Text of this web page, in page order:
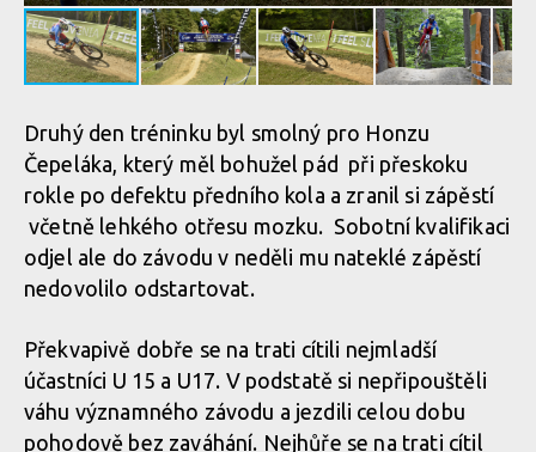
Druhý den tréninku byl smolný pro Honzu
Čepeláka, který měl bohužel pád při přeskoku
rokle po defektu předního kola a zranil si zápěstí
včetně lehkého otřesu mozku. Sobotní kvalifikaci
odjel ale do závodu v neděli mu nateklé zápěstí
nedovolilo odstartovat.
Překvapivě dobře se na trati cítili nejmladší
účastníci U 15 a U17. V podstatě si nepřipouštěli
váhu významného závodu a jezdili celou dobu
pohodově bez zaváhání. Nejhůře se na trati cítil